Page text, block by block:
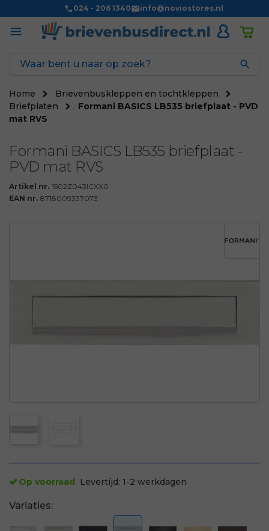
024 - 206 1340 info@noviostores.nl

Home
Brievenbuskleppen en tochtkleppen
Briefplaten
Formani BASICS LB535 briefplaat - PVD
mat RVS
Formani BASICS LB535 briefplaat -
PVD mat RVS
Artikel nr. 1502Z043ICXX0
EAN nr. 8718009337073
Op voorraad Levertijd: 1-2 werkdagen
Variaties: